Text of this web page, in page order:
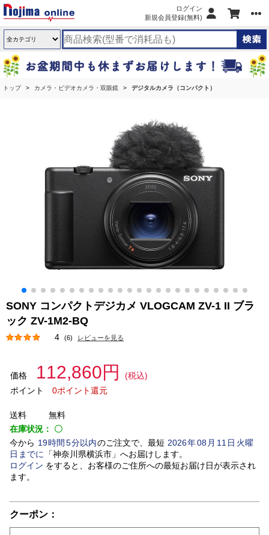
ログイン
新規会員登録(無料)
トップ カメラ・ビデオカメラ・双眼鏡 デジタルカメラ（コンパクト）
SONY コンパクトデジカメ VLOGCAM ZV-1 II ブラ
ック ZV-1M2-BQ
4 (6) レビューを見る
価格 112,860円
(税込)
ポイント
0ポイント還元
送料
無料
在庫状況： 〇
今から 19時間 5分以内のご注文で、最短 2026年08 月 11 日火曜
日 までに 「神奈川県横浜市」 へお届けします。
ログイン をすると、お客様のご住所への最短お届け日が表示され
ます。
クーポン：